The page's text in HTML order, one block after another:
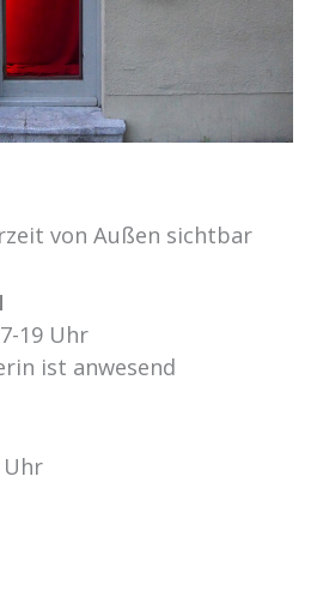
von Außen sichtbar
19 Uhr
ist anwesend
Uhr